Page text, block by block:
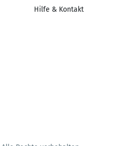
Hilfe & Kontakt